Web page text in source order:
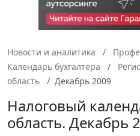
Новости и аналитика
Календарь бухгалтера
область
Декабрь 2009
Налоговый
область. Декабрь